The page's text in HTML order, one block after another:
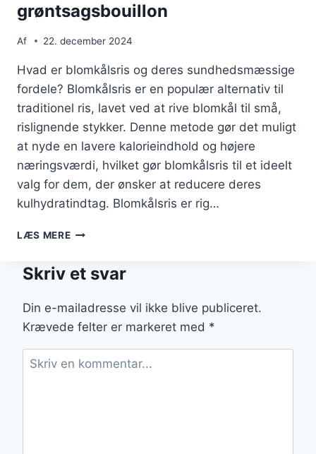
grøntsagsbouillon
Af 22. december 2024
Hvad er blomkålsris og deres sundhedsmæssige
fordele? Blomkålsris er en populær alternativ til
traditionel ris, lavet ved at rive blomkål til små,
rislignende stykker. Denne metode gør det muligt
at nyde en lavere kalorieindhold og højere
næringsværdi, hvilket gør blomkålsris til et ideelt
valg for dem, der ønsker at reducere deres
kulhydratindtag. Blomkålsris er rig…
LÆS MEREBLOMKÅLSRIS
OG
Skriv et svar
Din e-mailadresse vil ikke blive publiceret.
Krævede felter er markeret med *